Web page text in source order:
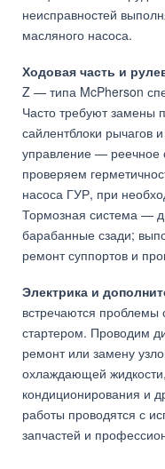
неисправностей
масляного насоса.
Ходовая часть и
Z — типа McPherson
Часто требуют замены
сайлентблоки рычагов
управление — реечное
проверяем
насоса ГУР, при
Тормозная система —
барабанные сзади;
ремонт суппортов и
Электрика и
встречаются проблемы
стартером. Проводим
ремонт или замену
охлаждающей
кондиционирования и
работы проводятся с
запчастей и